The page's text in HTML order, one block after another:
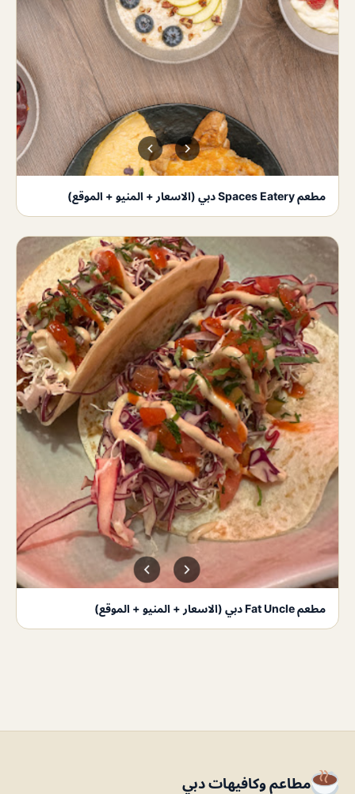
مطعم Spaces Eatery دبي (الاسعار + المنيو + الموقع)
مطعم Fat Uncle دبي (الاسعار + المنيو + الموقع)
مطاعم وكافيهات دبي